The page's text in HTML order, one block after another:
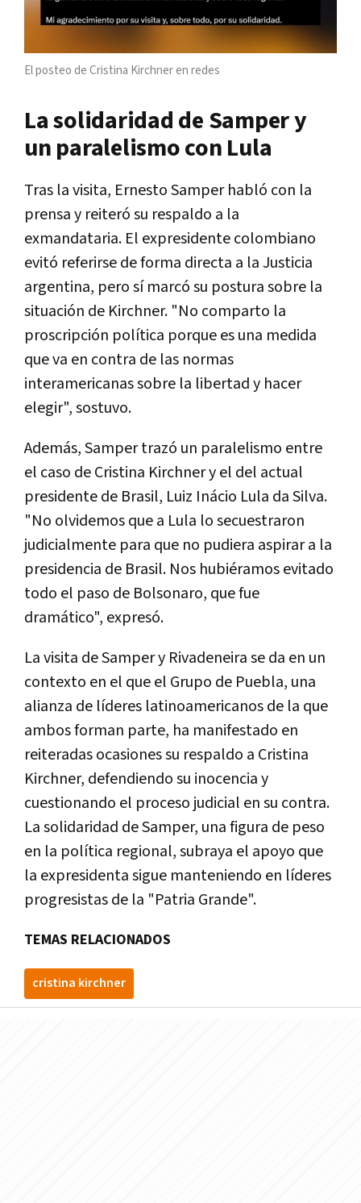
El posteo de Cristina Kirchner en redes
La solidaridad de Samper y
un paralelismo con Lula
Tras la visita, Ernesto Samper habló con la
prensa y reiteró su respaldo a la
exmandataria. El expresidente colombiano
evitó referirse de forma directa a la Justicia
argentina, pero sí marcó su postura sobre la
situación de Kirchner. "No comparto la
proscripción política porque es una medida
que va en contra de las normas
interamericanas sobre la libertad y hacer
elegir", sostuvo.
Además, Samper trazó un paralelismo entre
el caso de Cristina Kirchner y el del actual
presidente de Brasil, Luiz Inácio Lula da Silva.
"No olvidemos que a Lula lo secuestraron
judicialmente para que no pudiera aspirar a la
presidencia de Brasil. Nos hubiéramos evitado
todo el paso de Bolsonaro, que fue
dramático", expresó.
La visita de Samper y Rivadeneira se da en un
contexto en el que el Grupo de Puebla, una
alianza de líderes latinoamericanos de la que
ambos forman parte, ha manifestado en
reiteradas ocasiones su respaldo a Cristina
Kirchner, defendiendo su inocencia y
cuestionando el proceso judicial en su contra.
La solidaridad de Samper, una figura de peso
en la política regional, subraya el apoyo que
la expresidenta sigue manteniendo en líderes
progresistas de la "Patria Grande".
TEMAS RELACIONADOS
cristina kirchner